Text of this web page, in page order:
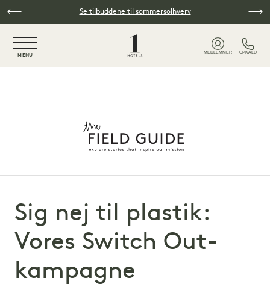
Spring til hovedindholdSe tilbuddene til sommersolhverv
MENU
MEDLEMMER OPKALD
Sig nej til plastik:
Vores Switch Out-
kampagne